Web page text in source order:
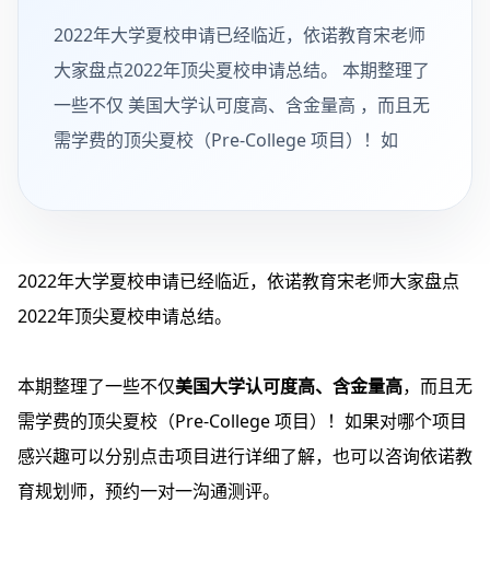
2022年大学夏校申请已经临近，依诺教育宋老师
大家盘点2022年顶尖夏校申请总结。 本期整理了
一些不仅 美国大学认可度高、含金量高 ，而且无
需学费的顶尖夏校（Pre-College 项目）！如
2022年大学夏校申请已经临近，依诺教育宋老师大家盘点
2022年顶尖夏校申请总结。
本期整理了一些不仅美国大学认可度高、含金量高，而且无
需学费的顶尖夏校（Pre-College 项目）！如果对哪个项目
感兴趣可以分别点击项目进行详细了解，也可以咨询依诺教
育规划师，预约一对一沟通测评。